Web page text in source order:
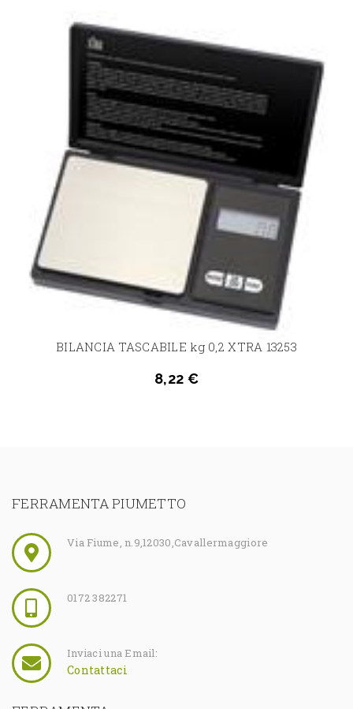
BILANCIA TASCABILE kg 0,2 XTRA 13253
8,22 €
FERRAMENTA PIUMETTO
Via Fiume, n.9,12030,Cavallermaggiore
0172 382271
Inviaci una Email:
Contattaci